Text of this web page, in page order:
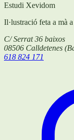
Estudi Xevidom
Il·lustració feta a mà
C/ Serrat 36 baixos
08506 Calldetenes (
618 824 171